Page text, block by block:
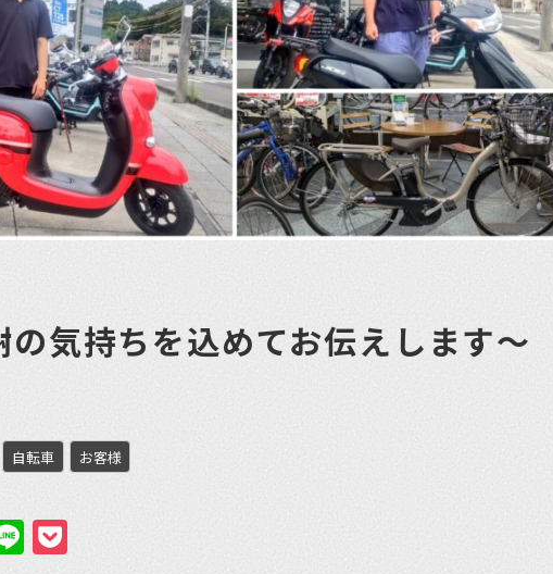
気持ちを込めてお伝えします〜
自転車 お客様
Line